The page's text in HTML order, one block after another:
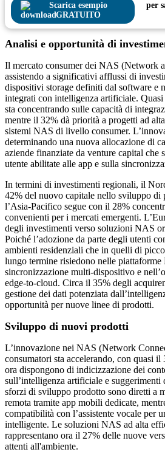
Scarica esempio
GRATUITO
per
Analisi e opportunità di
Il mercato consumer dei NAS (Network
assistendo a significativi afflussi di
dispositivi storage definiti dal software e
integrati con intelligenza artificiale.
sta concentrando sulle capacità di
mentre il 32% dà priorità a progetti ad
sistemi NAS di livello consumer.
determinando una nuova allocazione di
aziende finanziate da venture capital che
utente abilitate alle app e sulla
In termini di investimenti regionali, il
42% del nuovo capitale nello sviluppo di
l’Asia-Pacifico segue con il 28%
convenienti per i mercati emergenti.
degli investimenti verso soluzioni NAS
Poiché l’adozione da parte degli utenti
ambienti residenziali che in quelli di
lungo termine risiedono nelle
sincronizzazione multi-dispositivo e
edge-to-cloud. Circa il 35% degli
gestione dei dati potenziata
opportunità per nuove linee di prodotti.
Sviluppo di nuovi prodotti
L’innovazione nei NAS (Network
consumatori sta accelerando, con quasi
ora dispongono di indicizzazione dei
sull’intelligenza artificiale e
sforzi di sviluppo prodotto sono diretti a
remota tramite app mobili dedicate,
compatibilità con l’assistente vocale per
intelligente. Le soluzioni NAS ad alta
rappresentano ora il 27% delle nuove
attenti all'ambiente.